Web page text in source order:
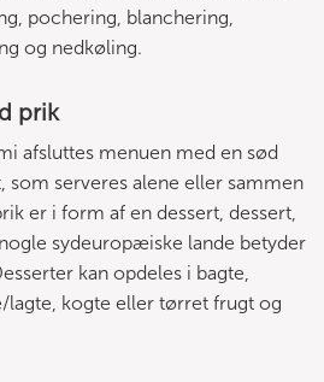
pochering, blanchering,
og nedkøling.
prik
afsluttes menuen med en sød
som serveres alene eller sammen
er i form af en dessert, dessert,
sydeuropæiske lande betyder
kan opdeles i bagte,
lagte, kogte eller tørret frugt og